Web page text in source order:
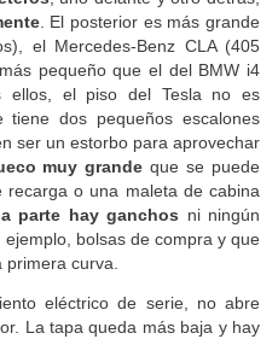
, uno delante y otro detrás,
. El posterior es más grande
el Mercedes-Benz CLA (405
pequeño que el del BMW i4
ellos, el piso del Tesla no es
tiene dos pequeños escalones
ser un estorbo para aprovechar
muy grandeque se puede
o una maleta de cabina
parte hay ganchosni ningún
bolsas de compra y que
eléctrico de serie, no abre